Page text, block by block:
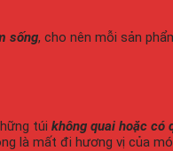
sống, cho nên mỗi sản
túi không quai hoặc có
là mất đi hương vị của